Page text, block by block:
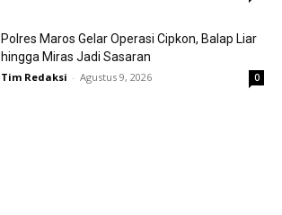
Polres Maros Gelar Operasi Cipkon, Balap Liar
hingga Miras Jadi Sasaran
Tim Redaksi - Agustus 9, 2026 0